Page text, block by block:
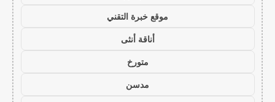
موقع خبرة التقني
أناقة أنثى
متورخ
مدسن